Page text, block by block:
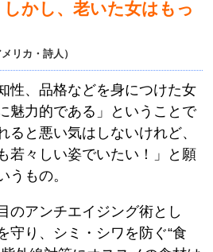
かし、老いた女はもっ
リカ・詩人）
性、品格などを身につけた女
魅力的である」ということで
ると悪い気はしないけれど、
若々しい姿でいたい！」と願
うもの。
のアンチエイジング術とし
守り、シミ・シワを防ぐ“食